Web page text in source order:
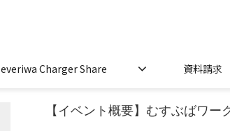
everiwa Charger Share 資料請求
【イベント概要】むすぶばワー